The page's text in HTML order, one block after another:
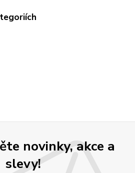
novinky, akce a
slevy!